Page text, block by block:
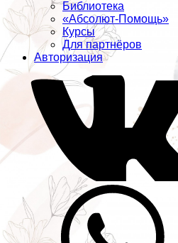
Библиотека
«Абсолют-Помощь»
Курсы
Для партнёров
Авторизация